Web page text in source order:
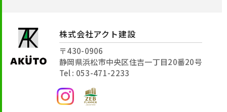
株式会社アクト建設
〒430-0906
静岡県浜松市中央区住吉一丁目20番20号
Tel : 053-471-2233